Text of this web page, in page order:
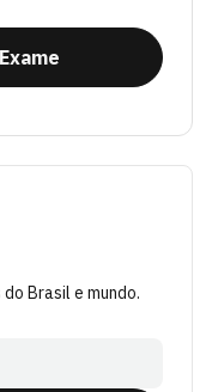
Brasil e mundo.